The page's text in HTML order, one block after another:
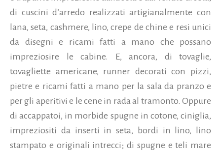
di cuscini d’arredo realizzati artigianalmente con
lana, seta, cashmere, lino, crepe de chine e resi unici
da disegni e ricami fatti a mano che possano
impreziosire le cabine. E, ancora, di tovaglie,
tovagliette americane, runner decorati con pizzi,
pietre e ricami fatti a mano per la sala da pranzo e
per gli aperitivi e le cene in rada al tramonto. Oppure
di accappatoi, in morbide spugne in cotone, ciniglia,
impreziositi da inserti in seta, bordi in lino, lino
stampato e originali intrecci; di spugne e teli mare